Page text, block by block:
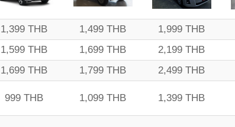
1,399 THB 1,499 THB 1,999 THB
1,599 THB 1,699 THB 2,199 THB
1,699 THB 1,799 THB 2,499 THB
999 THB 1,099 THB 1,399 THB